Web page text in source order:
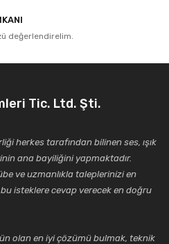
değerlendirelim.
Tic. Ltd. Şti.
herkes tarafından bilinen ses, ışık
ana bayiliğini yapmaktadır.
ve uzmanlıkla taleplerinizi en
isteklere cevap verecek en doğru
olan en iyi çözümü bulmak, teknik